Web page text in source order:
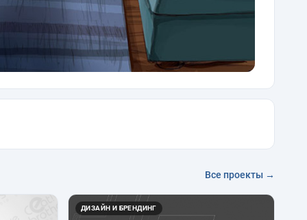
Все проекты →
ДИЗАЙН И БРЕНДИНГ